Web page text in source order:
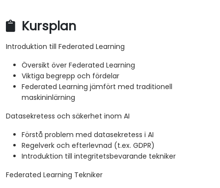
Kursplan
Introduktion till Federated Learning
Översikt över Federated Learning
Viktiga begrepp och fördelar
Federated Learning jämfört med traditionell
maskininlärning
Datasekretess och säkerhet inom AI
Förstå problem med datasekretess i AI
Regelverk och efterlevnad (t.ex. GDPR)
Introduktion till integritetsbevarande tekniker
Federated Learning Tekniker